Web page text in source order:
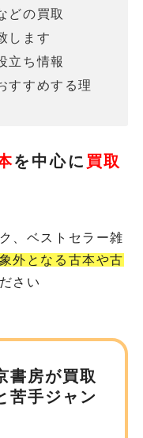
どの買取
します
立ち情報
すすめする理
を 中心に 買取
、ベストセラー雑
外となる古本や古
さい
書房が買取
苦手ジャン